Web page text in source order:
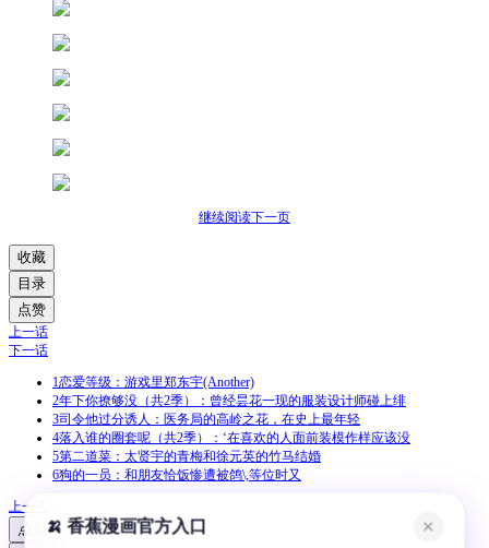
继续阅读下一页
收藏
目录
点赞
上一话
下一话
1恋爱等级：游戏里郑东宇(Another)
2年下你撩够没（共2季）：曾经昙花一现的服装设计师碰上绯
3司令他过分诱人：医务局的高岭之花，在史上最年轻
4落入谁的圈套呢（共2季）：‘在喜欢的人面前装模作样应该没
5第二道菜：太贤宇的青梅和徐元英的竹马结婚
6狗的一员：和朋友恰饭惨遭被鸽\,等位时又
上一话
点赞
🍌 香蕉漫画官方入口 ✕